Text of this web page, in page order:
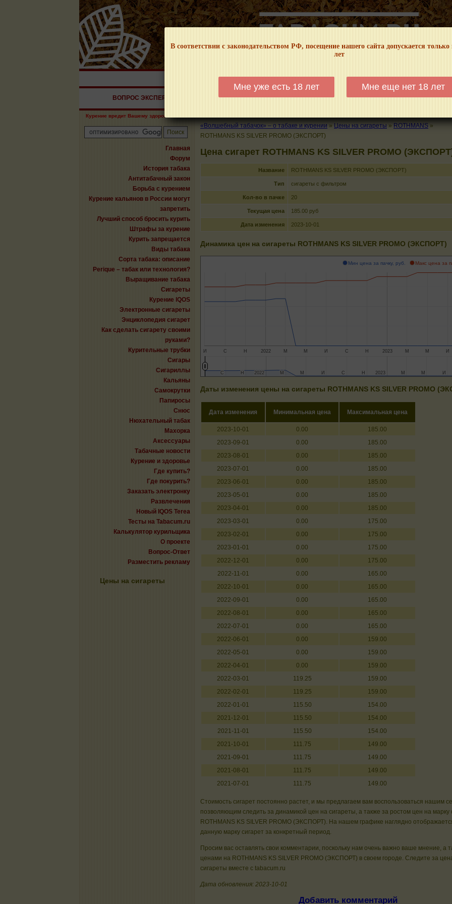
В соответствии с законодательством РФ, посещение нашего сайта допускается
лет
Мне уже есть 18 лет Мне еще нет 18 лет
НАШ ПОРТАЛ – ИНФОРМАЦИОННЫЙ! МЫ НЕ ЗАНИМАЕМСЯ ПРОДАЖЕЙ И РЕКЛАМОЙ
ВОПРОС ЭКСПЕРТУ КАЛЬЯНЫ ТРУБКИ ГДЕ КУПИТЬ ГДЕ ПОКУРИТЬ КУРЕНИЕ И
Курение вредит Вашему здоровью!
Главная
Форум
История табака
Антитабачный закон
Борьба с курением
Курение кальянов в России могут
запретить
Лучший способ бросить курить
Штрафы за курение
Курить запрещается
Виды табака
Сорта табака: описание
Perique – табак или технология?
Выращивание табака
Сигареты
Курение IQOS
Электронные сигареты
Энциклопедия сигарет
Как сделать сигарету своими
руками?
Курительные трубки
Сигары
Сигариллы
Кальяны
Самокрутки
Папиросы
Снюс
Нюхательный табак
Махорка
Аксессуары
Табачные новости
Курение и здоровье
Где купить?
Где покурить?
Заказать электронку
Развлечения
Новый IQOS Terea
Тесты на Tabacum.ru
Калькулятор курильщика
О проекте
Вопрос-Ответ
Разместить рекламу
Цены на сигареты
«Волшебный табачок» – о табаке и курении » Цены на сигареты » ROTHMANS »
ROTHMANS KS SILVER PROMO (ЭКСПОРТ)
Цена сигарет ROTHMANS KS SILVER PROMO
Название ROTHMANS KS SILVER PROMO (ЭКСПОРТ)
Тип сигареты с фильтром
Кол-во в пачке 20
Текущая цена 185.00 руб
Дата изменения 2023-10-01
Динамика цен на сигареты ROTHMANS KS SILVER PROMO (ЭКСПОРТ)
Мин цена за пачку, руб. Макс цена за
2022 2023
И С Н М М И С Н М М И
2022
2022 2023
2023
С
С НН М
М М
М ИИ С
С НН М
М М
М ИИ
Даты изменения цены на сигареты ROTHMANS KS SILVER PROMO
Дата изменения Минимальная цена Максимальная цена
2023-10-01 0.00
185.00
2023-09-01
0.00
185.00
2023-08-01
0.00
185.00
2023-07-01
0.00
185.00
2023-06-01
0.00
185.00
2023-05-01
0.00
185.00
2023-04-01
0.00
185.00
2023-03-01
0.00
175.00
2023-02-01
0.00
175.00
2023-01-01
0.00
175.00
2022-12-01
0.00
175.00
2022-11-01
0.00
165.00
2022-10-01
0.00
165.00
2022-09-01
0.00
165.00
2022-08-01
0.00
165.00
2022-07-01
0.00
165.00
2022-06-01
0.00
159.00
2022-05-01
0.00
159.00
2022-04-01
0.00
159.00
2022-03-01
119.25
159.00
2022-02-01
119.25
159.00
2022-01-01
115.50
154.00
2021-12-01
115.50
154.00
2021-11-01
115.50
154.00
2021-10-01
111.75
149.00
2021-09-01
111.75
149.00
2021-08-01
111.75
149.00
2021-07-01
111.75 149.00
Стоимость сигарет постоянно растет, и мы предлагаем вам воспользоваться нашим
позволяющим следить за динамикой цен на сигареты, а также за ростом цен на марку
ROTHMANS KS SILVER PROMO (ЭКСПОРТ). На нашем графике наглядно
данную марку сигарет за конкретный период.
Просим вас оставлять свои комментарии, поскольку нам очень важно ваше мнение, а
ценами на ROTHMANS KS SILVER PROMO (ЭКСПОРТ) в своем городе. Следите за
сигареты вместе с tabacum.ru
Дата обновления: 2023-10-01
Добавить комментарий